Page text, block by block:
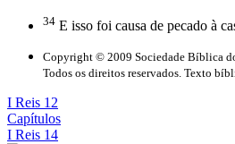
34 E isso foi causa de pecado à
Copyright © 2009 Sociedade Bíblica
Todos os direitos reservados. Texto
I Reis 12
Capítulos
I Reis 14